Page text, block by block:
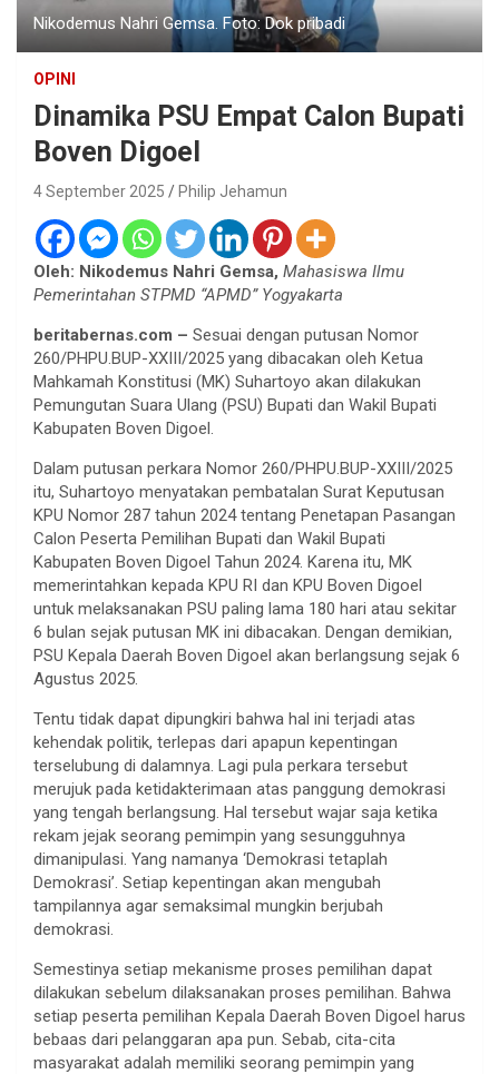
Nikodemus Nahri Gemsa. Foto: Dok pribadi
OPINI
Dinamika PSU Empat Calon Bupati
Boven Digoel
4 September 2025 Philip Jehamun
Oleh: Nikodemus Nahri Gemsa, Mahasiswa Ilmu
Pemerintahan STPMD “APMD” Yogyakarta
beritabernas.com – Sesuai dengan putusan Nomor
260/PHPU.BUP-XXIII/2025 yang dibacakan oleh Ketua
Mahkamah Konstitusi (MK) Suhartoyo akan dilakukan
Pemungutan Suara Ulang (PSU) Bupati dan Wakil Bupati
Kabupaten Boven Digoel.
Dalam putusan perkara Nomor 260/PHPU.BUP-XXIII/2025
itu, Suhartoyo menyatakan pembatalan Surat Keputusan
KPU Nomor 287 tahun 2024 tentang Penetapan Pasangan
Calon Peserta Pemilihan Bupati dan Wakil Bupati
Kabupaten Boven Digoel Tahun 2024. Karena itu, MK
memerintahkan kepada KPU RI dan KPU Boven Digoel
untuk melaksanakan PSU paling lama 180 hari atau sekitar
6 bulan sejak putusan MK ini dibacakan. Dengan demikian,
PSU Kepala Daerah Boven Digoel akan berlangsung sejak 6
Agustus 2025.
Tentu tidak dapat dipungkiri bahwa hal ini terjadi atas
kehendak politik, terlepas dari apapun kepentingan
terselubung di dalamnya. Lagi pula perkara tersebut
merujuk pada ketidakterimaan atas panggung demokrasi
yang tengah berlangsung. Hal tersebut wajar saja ketika
rekam jejak seorang pemimpin yang sesungguhnya
dimanipulasi. Yang namanya ‘Demokrasi tetaplah
Demokrasi’. Setiap kepentingan akan mengubah
tampilannya agar semaksimal mungkin berjubah
demokrasi.
Semestinya setiap mekanisme proses pemilihan dapat
dilakukan sebelum dilaksanakan proses pemilihan. Bahwa
setiap peserta pemilihan Kepala Daerah Boven Digoel harus
bebaas dari pelanggaran apa pun. Sebab, cita-cita
masyarakat adalah memiliki seorang pemimpin yang